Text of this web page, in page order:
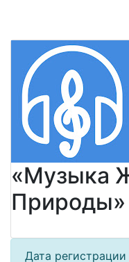
«Музыка
Природы»
Дата регистрации